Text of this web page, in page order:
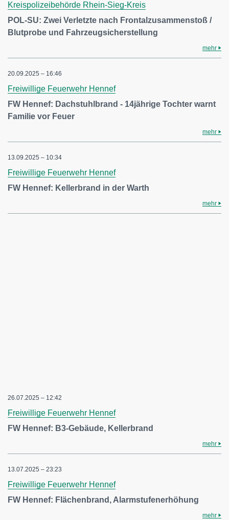
Kreispolizeibehörde Rhein-Sieg-Kreis
POL-SU: Zwei Verletzte nach Frontalzusammenstoß /
Blutprobe und Fahrzeugsicherstellung
mehr
20.09.2025 – 16:46
Freiwillige Feuerwehr Hennef
FW Hennef: Dachstuhlbrand - 14jährige Tochter warnt
Familie vor Feuer
mehr
13.09.2025 – 10:34
Freiwillige Feuerwehr Hennef
FW Hennef: Kellerbrand in der Warth
mehr
26.07.2025 – 12:42
Freiwillige Feuerwehr Hennef
FW Hennef: B3-Gebäude, Kellerbrand
mehr
13.07.2025 – 23:23
Freiwillige Feuerwehr Hennef
FW Hennef: Flächenbrand, Alarmstufenerhöhung
mehr